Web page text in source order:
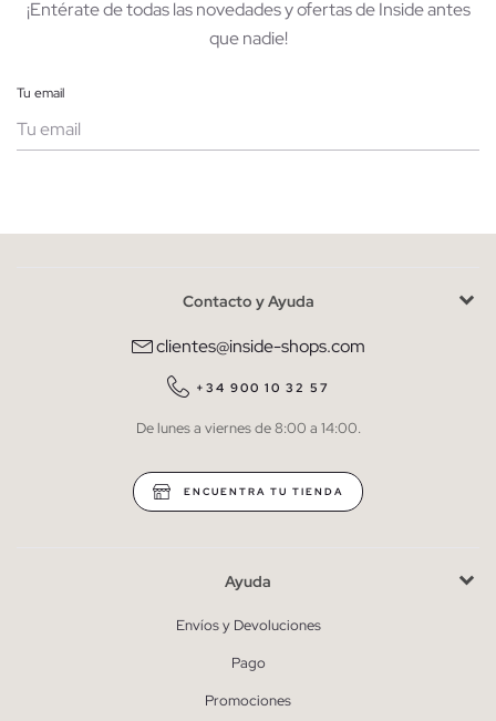
¡Entérate de todas las novedades y ofertas de Inside antes
que nadie!
Tu email
He leído y entiendo lapolítica de privacidad
QUIERO SUSCRIBIRME
* Puedes cancelar la suscripción en cualquier momento.
Contacto y Ayuda
clientes@inside-shops.com
+34 900 10 32 57
De lunes a viernes de 8:00 a 14:00.
ENCUENTRA TU TIENDA
Ayuda
Envíos y Devoluciones
Pago
Promociones